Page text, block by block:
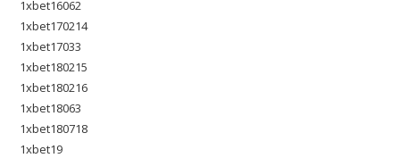
1xbet16062
1xbet170214
1xbet17033
1xbet180215
1xbet180216
1xbet18063
1xbet180718
1xbet19